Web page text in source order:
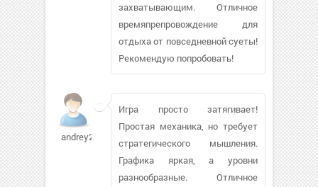
захватывающим. Отличное
времяпрепровождение для
отдыха от повседневной суеты!
Рекомендую попробовать!
andrey2300
Игра просто затягивает!
Простая механика, но требует
стратегического мышления.
Графика яркая, а уровни
разнообразные. Отличное